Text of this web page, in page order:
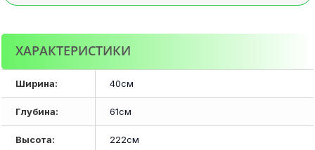
ХАРАКТЕРИСТИКИ
Ширина: 40см
Глубина: 61см
Высота: 222см